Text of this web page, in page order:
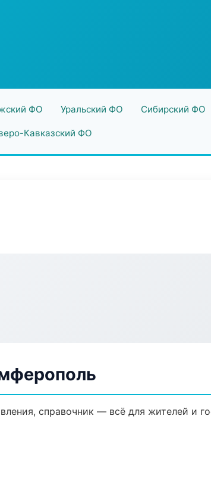
ФО Уральский ФО Сибирский ФО
Кавказский ФО
справочник — всё для жителей и